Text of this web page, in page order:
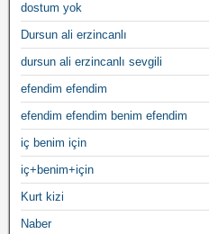
dostum yok
Dursun ali erzincanlı
dursun ali erzincanlı sevgili
efendim efendim
efendim efendim benim efendim
iç benim için
iç+benim+için
Kurt kizi
Naber